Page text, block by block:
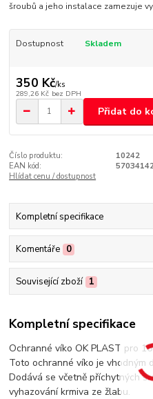
šroubů a jeho instalace zamezuje
Dostupnost Skladem
350 Kč/ks
289,26 Kč bez DPH
Přidat do
Číslo produktu:
10242
EAN kód:
Hlídat cenu / dostupnost
Kompletní specifikace
Komentáře 0
Související zboží 1
Kompletní specifikace
Ochranné víko OK PLAST pro
Toto ochranné víko je vhodným
Dodává se včetně příchytných
vyhazování krmiva ze žlabu.